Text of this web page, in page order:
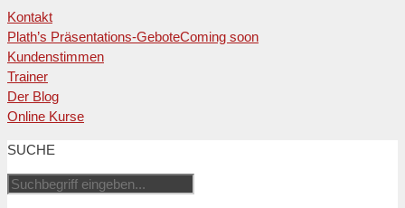
Kontakt
Plath’s Präsentations-GeboteComing soon
Kundenstimmen
Trainer
Der Blog
Online Kurse
Inhalt
springen
SUCHE